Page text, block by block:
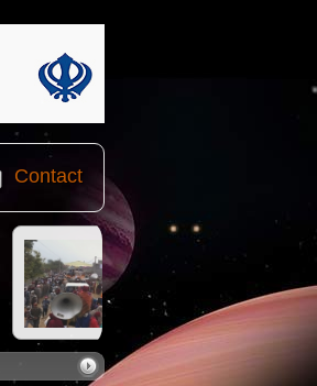
Contact